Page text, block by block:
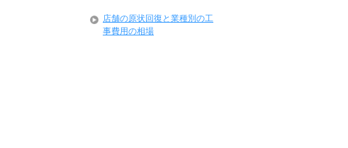
店舗の原状回復と業種別の工
事費用の相場